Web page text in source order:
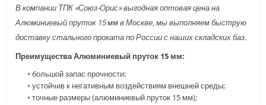
В компании ТПК «Союз-Орис» выгодная оптовая цена на
Алюминиевый пруток 15 мм в Москве, мы выполняем быструю
доставку стального проката по России с наших складских баз.
Преимущества Алюминиевый пруток 15 мм:
• большой запас прочности;
• устойчив к негативным воздействиям внешней среды;
• точные размеры (алюминиевый пруток 15 мм);